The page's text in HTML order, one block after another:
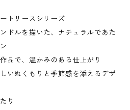
トリースシリーズ
ドルを描いた、ナチュラルであた
品で、温かみのある仕上がり
いぬくもりと季節感を添えるデザ
り